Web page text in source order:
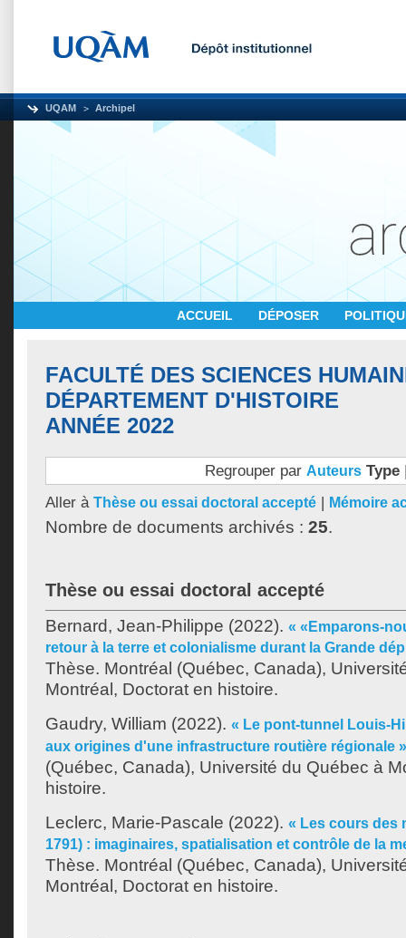
UQAM Archipel
ACCUEIL DÉPOSER
FACULTÉ DES SCIENCES
DÉPARTEMENT D'HISTOIRE
ANNÉE 2022
Regrouper par Auteurs Type
Aller à Thèse ou essai doctoral accepté | Mémoire
Nombre de documents archivés : 25.
Thèse ou essai doctoral accepté
Bernard, Jean-Philippe (2022). « «Emparons-
retour à la terre et colonialisme durant la Grande
Thèse. Montréal (Québec, Canada),
Montréal, Doctorat en histoire.
Gaudry, William (2022). « Le pont-tunnel Louis-
aux origines d'une infrastructure routière régionale »
(Québec, Canada), Université du Québec à
histoire.
Leclerc, Marie-Pascale (2022). « Les cours des
1791) : imaginaires, spatialisation et contrôle de la
Thèse. Montréal (Québec, Canada),
Montréal, Doctorat en histoire.